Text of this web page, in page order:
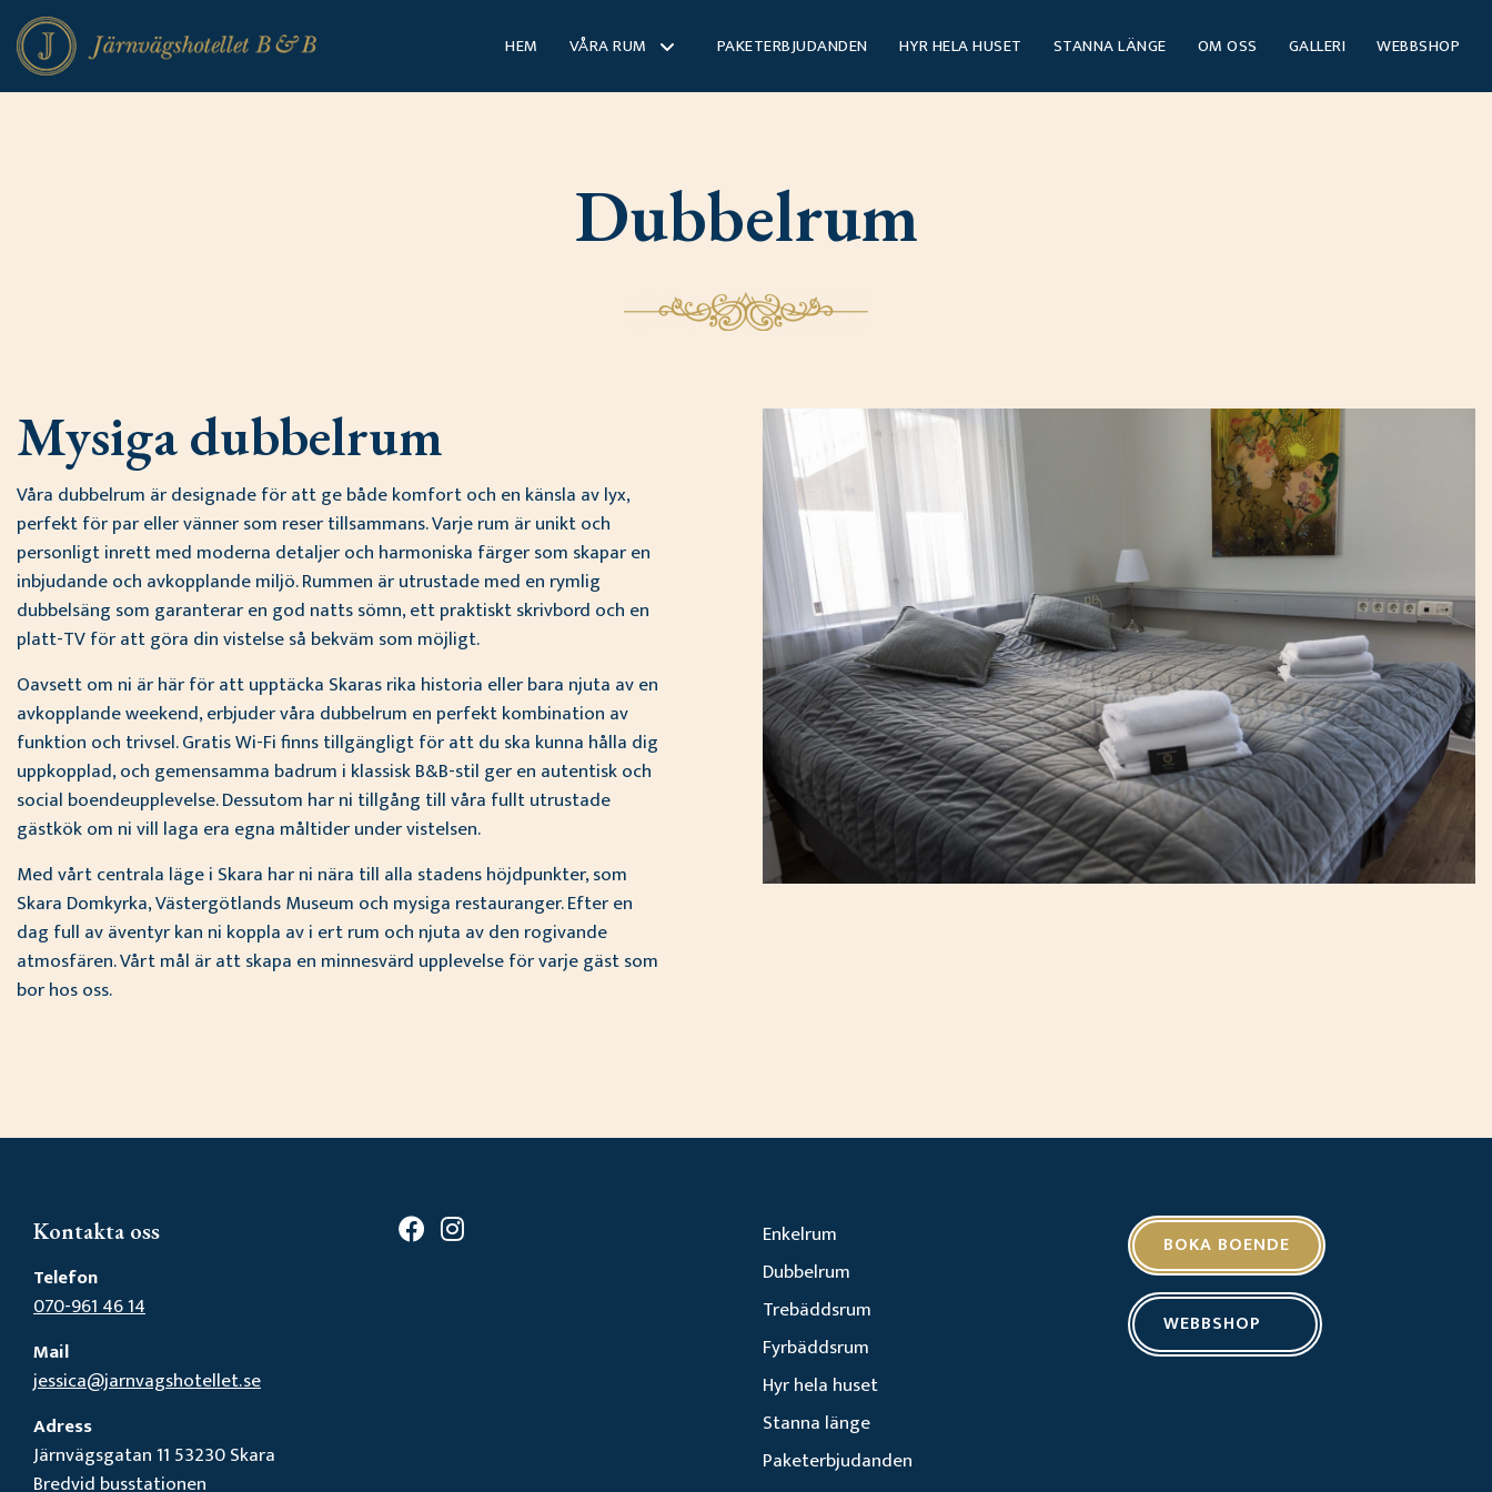
HEM VÅRA RUM PAKETERBJUDANDEN HYR HELA HUSET STANNA LÄNGE OM OSS GALLERI WEBBSHOP
Dubbelrum
Mysiga dubbelrum
Våra dubbelrum är designade för att ge både komfort och en känsla av lyx,
perfekt för par eller vänner som reser tillsammans. Varje rum är unikt och
personligt inrett med moderna detaljer och harmoniska färger som skapar en
inbjudande och avkopplande miljö. Rummen är utrustade med en rymlig
dubbelsäng som garanterar en god natts sömn, ett praktiskt skrivbord och en
platt-TV för att göra din vistelse så bekväm som möjligt.
Oavsett om ni är här för att upptäcka Skaras rika historia eller bara njuta av en
avkopplande weekend, erbjuder våra dubbelrum en perfekt kombination av
funktion och trivsel. Gratis Wi-Fi finns tillgängligt för att du ska kunna hålla dig
uppkopplad, och gemensamma badrum i klassisk B&B-stil ger en autentisk och
social boendeupplevelse. Dessutom har ni tillgång till våra fullt utrustade
gästkök om ni vill laga era egna måltider under vistelsen.
Med vårt centrala läge i Skara har ni nära till alla stadens höjdpunkter, som
Skara Domkyrka, Västergötlands Museum och mysiga restauranger. Efter en
dag full av äventyr kan ni koppla av i ert rum och njuta av den rogivande
atmosfären. Vårt mål är att skapa en minnesvärd upplevelse för varje gäst som
bor hos oss.
Kontakta oss
Telefon
070-961 46 14
Mail
jessica@jarnvagshotellet.se
Adress
Järnvägsgatan 11 53230 Skara
Bredvid busstationen
Enkelrum
Dubbelrum
Trebäddsrum
Fyrbäddsrum
Hyr hela huset
Stanna länge
Paketerbjudanden
BOKA BOENDE
WEBBSHOP